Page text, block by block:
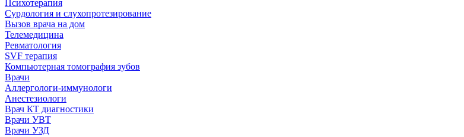
Психотерапия
Сурдология и слухопротезирование
Вызов врача на дом
Телемедицина
Ревматология
SVF терапия
Компьютерная томография зубов
Врачи
Аллергологи-иммунологи
Анестезиологи
Врач КТ диагностики
Врачи УВТ
Врачи УЗД